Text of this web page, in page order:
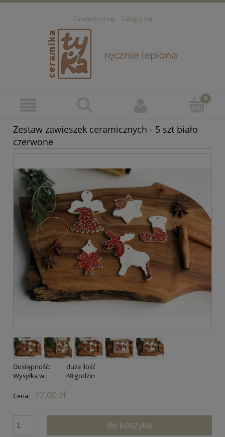
Zarejestruj się Zaloguj się
Zestaw zawieszek ceramicznych - 5 szt biało
czerwone
Dostępność:
duża ilość
Wysyłka w:
48 godzin
Cena: 72,00 zł
do koszyka